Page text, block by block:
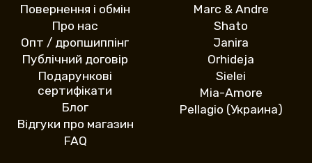
Повернення і обмін
Про нас
Опт / дропшиппінг
Публічний договір
Подарункові
сертифікати
Блог
Відгуки про магазин
FAQ
Marc & Andre
Shato
Janira
Orhideja
Sielei
Mia-Amore
Pellagio (Украина)